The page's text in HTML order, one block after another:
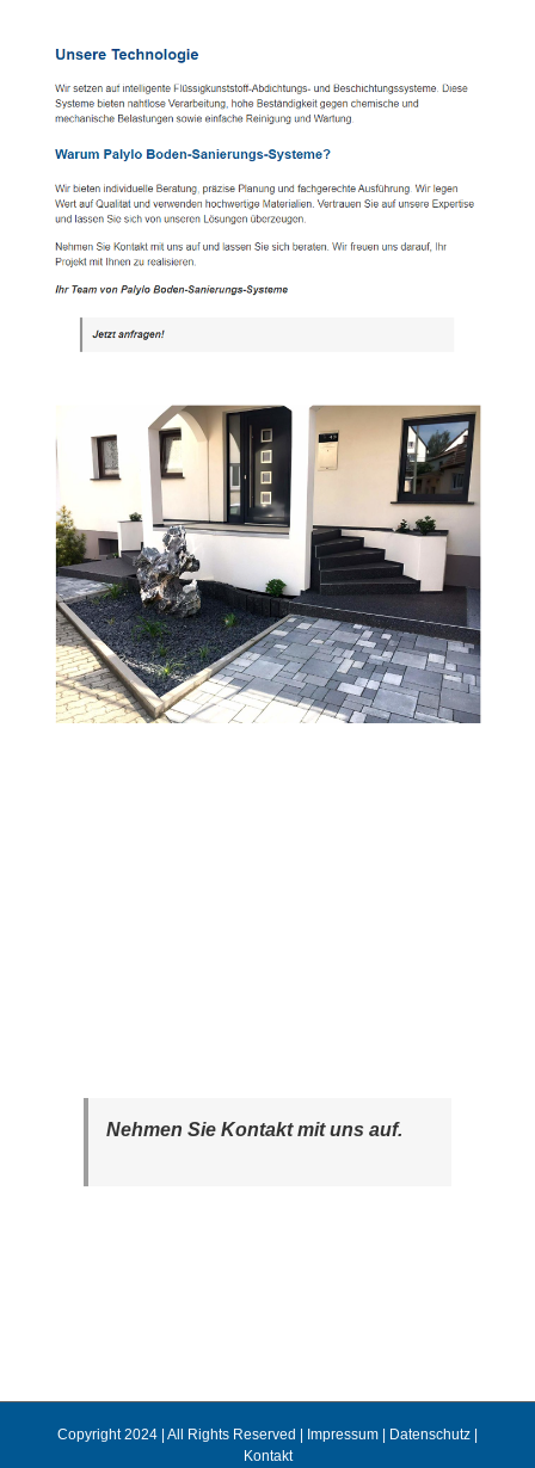
Nehmen Sie Kontakt mit uns auf.
Copyright 2024 | All Rights Reserved | Impressum Datenschutz
Kontakt